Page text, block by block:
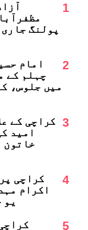
1
پولنگ
2
امام
چہلم کے
میں جلوس،
3
کراچی کے
امید
خاتون
4
کراچی
اکرام
یو
5